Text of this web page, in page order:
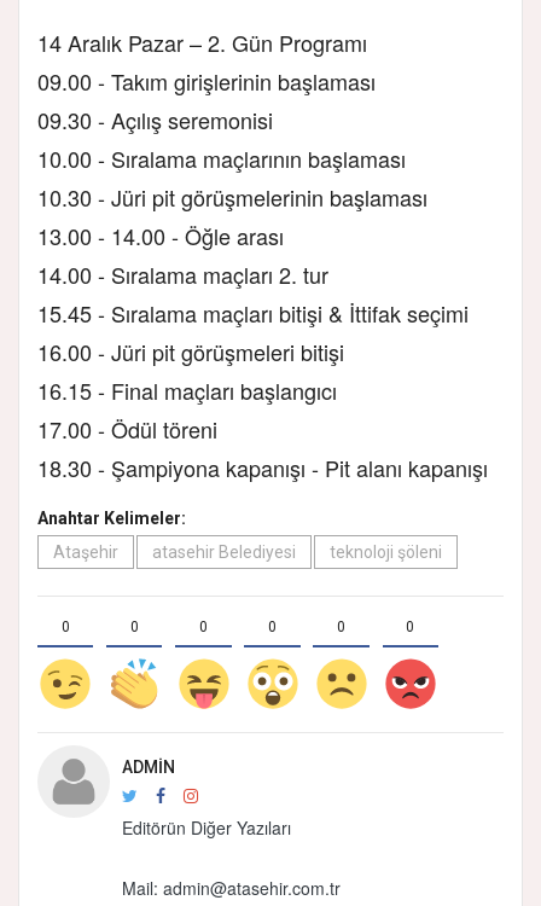
14 Aralık Pazar – 2. Gün Programı
09.00 - Takım girişlerinin başlaması
09.30 - Açılış seremonisi
10.00 - Sıralama maçlarının başlaması
10.30 - Jüri pit görüşmelerinin başlaması
13.00 - 14.00 - Öğle arası
14.00 - Sıralama maçları 2. tur
15.45 - Sıralama maçları bitişi & İttifak seçimi
16.00 - Jüri pit görüşmeleri bitişi
16.15 - Final maçları başlangıcı
17.00 - Ödül töreni
18.30 - Şampiyona kapanışı - Pit alanı kapanışı
Anahtar Kelimeler:
Ataşehir
atasehir Belediyesi teknoloji şöleni
0 0 0 0 0 0
ADMIN
Editörün Diğer Yazıları
Mail: admin@atasehir.com.tr